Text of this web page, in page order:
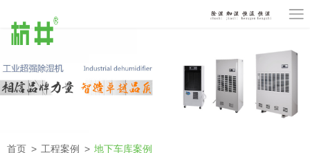
首页 工程案例 地下车库案例